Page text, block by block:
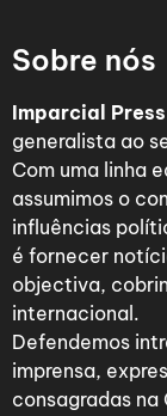
Sobre nós
Imparcial
generalista ao
Com uma linha
assumimos o
influências
é fornecer
objectiva,
internacional.
Defendemos
imprensa,
consagradas